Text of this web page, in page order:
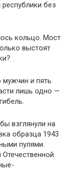
без
кольцо. Мост
выстоят
и пять
лишь одно —
взглянули на
образца 1943
пулями.